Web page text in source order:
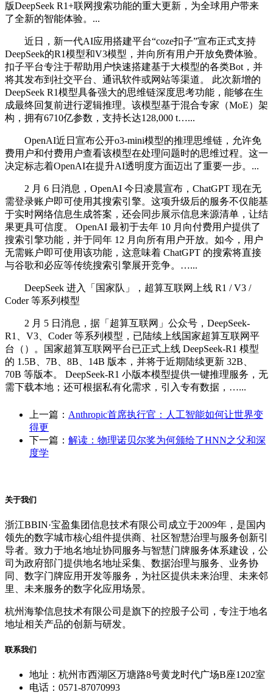
版DeepSeek R1+联网搜索功能的重大更新，为全球用户带来
了全新的智能体验。...
近日，新一代AI应用搭建平台“coze扣子”宣布正式支持
DeepSeek的R1模型和V3模型，并向所有用户开放免费体验。
扣子平台专注于帮助用户快速搭建基于大模型的各类Bot，并
将其发布到社交平台、通讯软件或网站等渠道。 此次新增的
DeepSeek R1模型具备强大的思维链深度思考功能，能够在生
成最终回复前进行逻辑推理。该模型基于混合专家（MoE）架
构，拥有6710亿参数，支持长达128,000 t…...
OpenAI近日宣布公开o3-mini模型的推理思维链，允许免
费用户和付费用户查看该模型在处理问题时的思维过程。这一
决定标志着OpenAI在提升AI透明度方面迈出了重要一步。...
2 月 6 日消息，OpenAI 今日凌晨宣布，ChatGPT 现在无
需登录账户即可使用其搜索引擎。这项升级后的服务不仅能基
于实时网络信息生成答案，还会同步展示信息来源清单，让结
果更具可信度。 OpenAI 最初于去年 10 月向付费用户提供了
搜索引擎功能，并于同年 12 月向所有用户开放。如今，用户
无需账户即可使用该功能，这意味着 ChatGPT 的搜索将直接
与谷歌和必应等传统搜索引擎展开竞争。…...
DeepSeek 进入「国家队」，超算互联网上线 R1 / V3 /
Coder 等系列模型
2 月 5 日消息，据「超算互联网」公众号，DeepSeek-
R1、V3、Coder 等系列模型，已陆续上线国家超算互联网平
台（）。国家超算互联网平台已正式上线 DeepSeek-R1 模型
的 1.5B、7B、8B、14B 版本，并将于近期陆续更新 32B、
70B 等版本。 DeepSeek-R1 小版本模型提供一键推理服务，无
需下载本地；还可根据私有化需求，引入专有数据，…...
上一篇： Anthropic首席执行官：人工智能如何让世界变
得更
下一篇： 解读：物理诺贝尔奖为何颁给了HNN之父和深
度学
关于我们
浙江BBIN·宝盈集团信息技术有限公司成立于2009年，是国内
领先的数字城市核心组件提供商、社区智慧治理与服务创新引
导者。致力于地名地址协同服务与智慧门牌服务体系建设，公
司为政府部门提供地名地址采集、数据治理与服务、业务协
同、数字门牌应用开发等服务，为社区提供未来治理、未来邻
里、未来服务的数字化应用场景。
杭州海挚信息技术有限公司是旗下的控股子公司，专注于地名
地址相关产品的创新与研发。
联系我们
地址：杭州市西湖区万塘路8号黄龙时代广场B座1202室
电话：0571-87070993